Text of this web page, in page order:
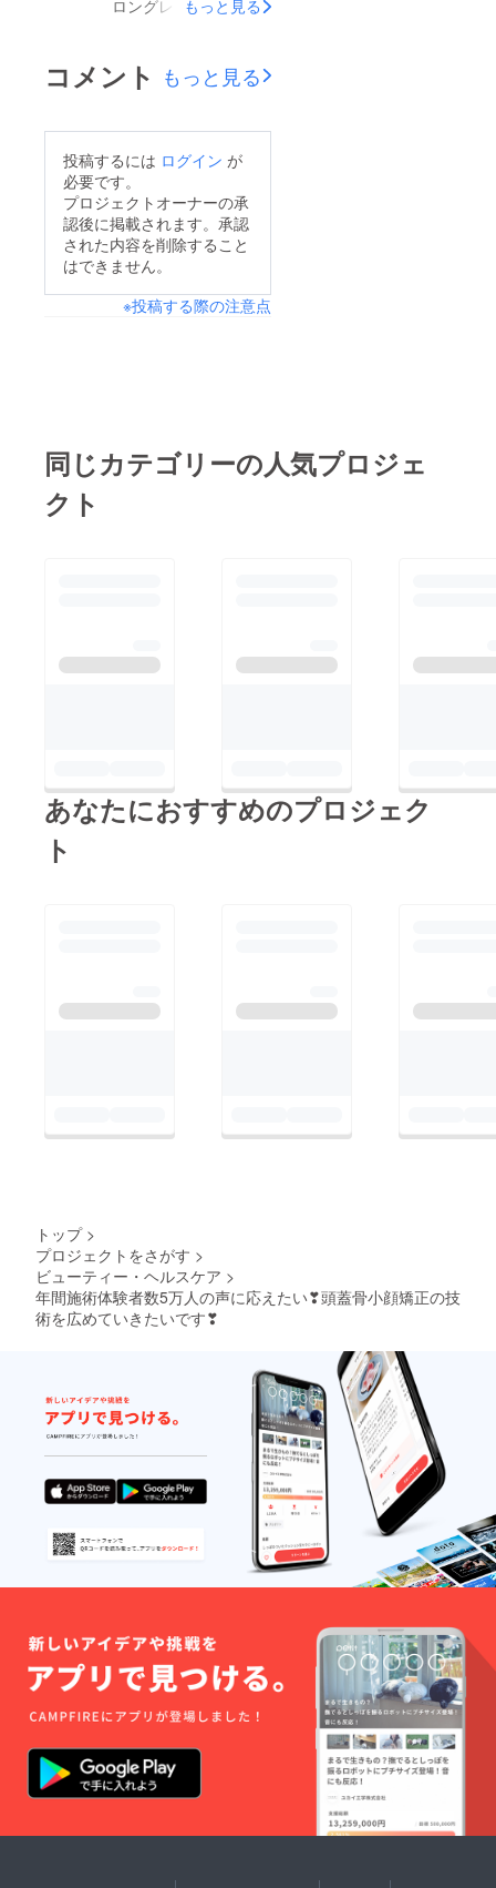
ロングレースフィオー
度、頭がい骨小顔矯正
協会を立ち上げまし
いう素晴らしい技術を
広めてまいりたいと思
いまして、クラウド
ファンディングに挑戦
た！エステサロンにあ
して、技術を提供して
いければと思いますの
もっと見る
コメント もっと見る
投稿するには ログイン が
必要です。
プロジェクトオーナーの承
認後に掲載されます。承認
された内容を削除すること
はできません。
※投稿する際の注意点
同じカテゴリーの人気プロジェ
クト
あなたにおすすめのプロジェク
ト
トップ >
プロジェクトをさがす >
ビューティー・ヘルスケア >
年間施術体験者数5万人の声に応えたい❣頭蓋骨小顔矯正の技
術を広めていきたいです❣